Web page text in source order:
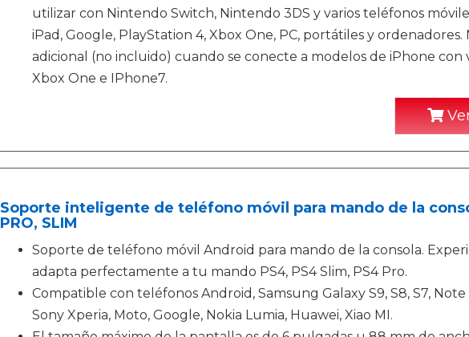
utilizar con Nintendo Switch, Nintendo 3DS y varios teléfonos
iPad, Google, PlayStation 4, Xbox One, PC, portátiles y
adicional (no incluido) cuando se conecte a modelos de iPhone con
Xbox One e IPhone7.
Soporte inteligente de teléfono móvil para mando de la
PRO, SLIM
Soporte de teléfono móvil Android para mando de la consola.
adapta perfectamente a tu mando PS4, PS4 Slim, PS4 Pro.
Compatible con teléfonos Android, Samsung Galaxy S9, S8, S7, Note
Sony Xperia, Moto, Google, Nokia Lumia, Huawei, Xiao MI.